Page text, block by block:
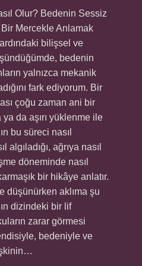
Olur? Bedenin Sessiz
Bir Mercekle Anlamak
ardındaki bilişsel ve
bedenin
yalnızca mekanik
fark ediyorum. Bir
çoğu zaman ani bir
da aşırı yüklenme ile
bu süreci nasıl
algıladığı, ağrıya nasıl
döneminde nasıl
bir hikâye anlatır.
düşünürken aklıma şu
dizindeki bir lif
zarar görmesi
bedeniyle ve